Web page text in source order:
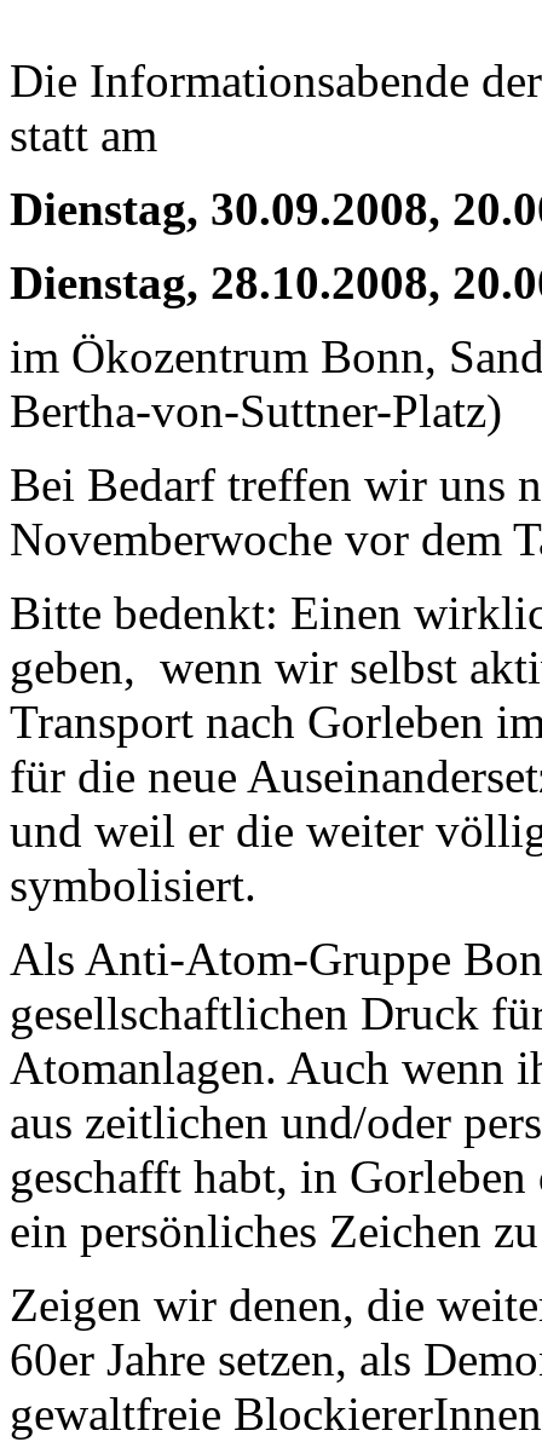
Die Informationsabende
statt am
Dienstag, 30.09.2008,
Dienstag, 28.10.2008,
im Ökozentrum Bonn,
Bertha-von-Suttner-Platz)
Bei Bedarf treffen wir uns
Novemberwoche vor dem
Bitte bedenkt: Einen
geben, wenn wir selbst
Transport nach Gorleben
für die neue
und weil er die weiter
symbolisiert.
Als Anti-Atom-Gruppe
gesellschaftlichen Druck
Atomanlagen. Auch wenn
aus zeitlichen und/oder
geschafft habt, in
ein persönliches Zeichen
Zeigen wir denen, die
60er Jahre setzen, als
gewaltfreie